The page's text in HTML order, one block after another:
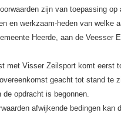
zijn van toepassing
en werkzaam-heden van welke
Heerde, aan de Veesser
met Visser Zeilsport komt eerst
geacht tot stand te
opdracht is begonnen.
afwijkende bedingen kan